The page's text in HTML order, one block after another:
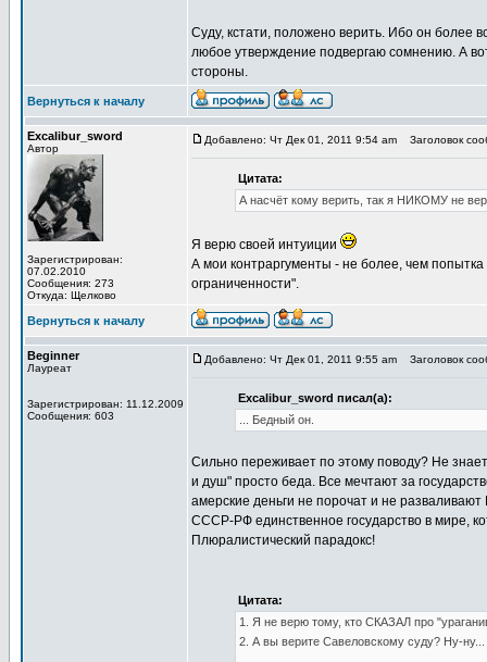
Суду, кстати, положено верить. Ибо он более
любое утверждение подвергаю сомнению. А
стороны.
Вернуться к началу
Excalibur_sword
Автор
Зарегистрирован:
07.02.2010
Сообщения: 273
Откуда: Щелково
Добавлено: Чт Дек 01, 2011 9:54 am Заголовок
Цитата:
А насчёт кому верить, так я НИКОМУ не
Я верю своей интуиции
А мои контраргументы - не более, чем
ограниченности".
Вернуться к началу
Beginner
Лауреат
Зарегистрирован: 11.12.2009
Сообщения: 603
Добавлено: Чт Дек 01, 2011 9:55 am Заголовок
Excalibur_sword писал(а):
... Бедный он.
Сильно переживает по этому поводу? Не
и душ" просто беда. Все мечтают за
амерские деньги не порочат и не
СССР-РФ единственное государство в мире,
Плюралистический парадокс!
Цитата:
1. Я не верю тому, кто СКАЗАЛ про
2. А вы верите Савеловскому суду? Ну-ну...